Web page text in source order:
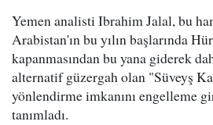
Yemen analisti Ibrahim Jalal, bu
Arabistan'ın bu yılın başlarında
kapanmasından bu yana giderek
alternatif güzergah olan "Süveyş
yönlendirme imkanını engelleme
tanımladı.